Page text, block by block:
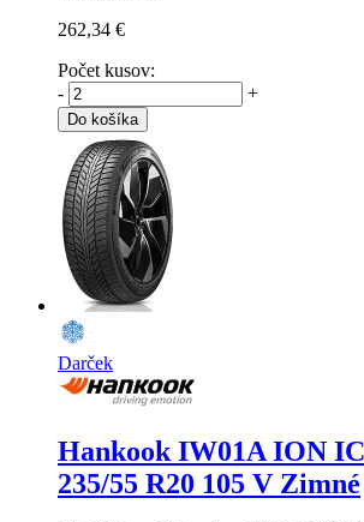
262,34 €
Počet kusov:
-
+
Do košíka
Darček
Hankook IW01A ION
235/55 R20 105 V Zimné